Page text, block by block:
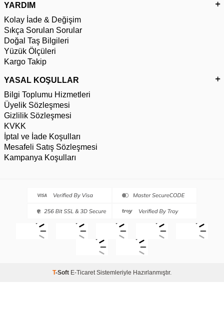
YARDIM
Kolay İade & Değişim
Sıkça Sorulan Sorular
Doğal Taş Bilgileri
Yüzük Ölçüleri
Kargo Takip
YASAL KOŞULLAR
Bilgi Toplumu Hizmetleri
Üyelik Sözleşmesi
Gizlilik Sözleşmesi
KVKK
İptal ve İade Koşulları
Mesafeli Satış Sözleşmesi
Kampanya Koşulları
T-Soft E-Ticaret Sistemleriyle Hazırlanmıştır.